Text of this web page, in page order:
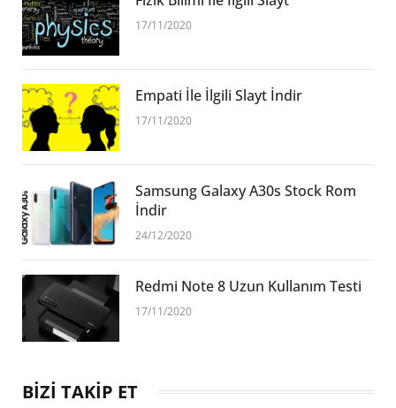
17/11/2020
Empati İle İlgili Slayt İndir
17/11/2020
Samsung Galaxy A30s Stock Rom
İndir
24/12/2020
Redmi Note 8 Uzun Kullanım Testi
17/11/2020
BİZİ TAKİP ET